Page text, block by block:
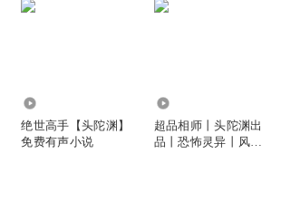
绝世高手【头陀渊】
免费有声小说
超品相师丨头陀渊出
品丨恐怖灵异丨风水